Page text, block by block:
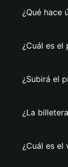
¿Qué hace
¿Cuál es
¿Subirá el
¿La
¿Cuál es el